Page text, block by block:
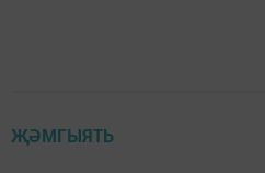
ҖӘМГЫЯТЬ